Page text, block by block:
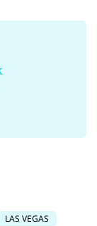
LAS VEGAS